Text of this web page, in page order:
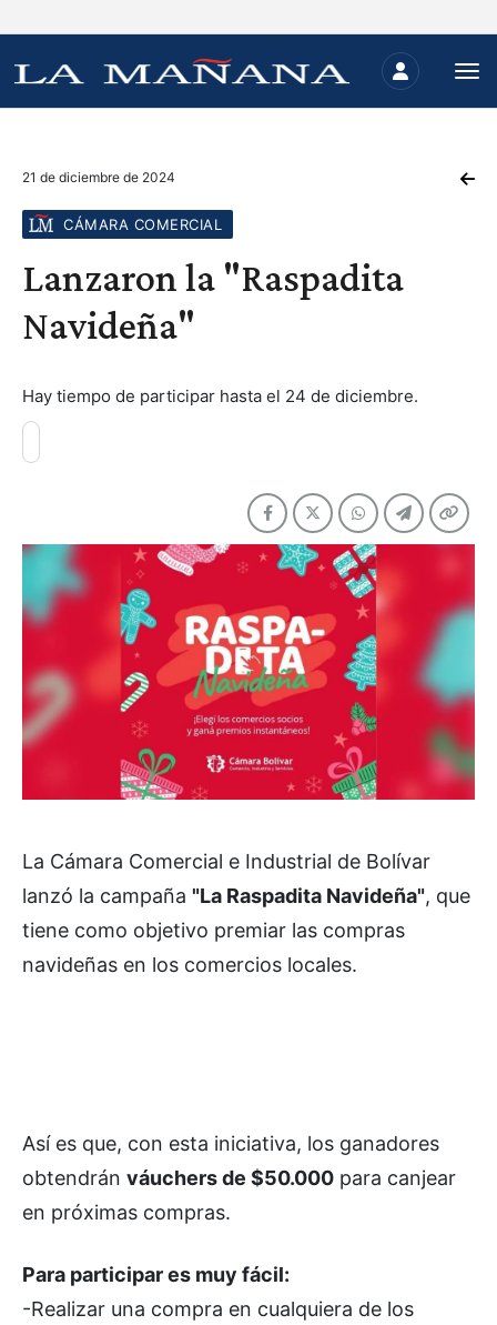
21 de diciembre de 2024
CÁMARA COMERCIAL
Lanzaron la "Raspadita
Navideña"
Hay tiempo de participar hasta el 24 de diciembre.
La Cámara Comercial e Industrial de Bolívar
lanzó la campaña "La Raspadita Navideña", que
tiene como objetivo premiar las compras
navideñas en los comercios locales.
Así es que, con esta iniciativa, los ganadores
obtendrán váuchers de $50.000 para canjear
en próximas compras.
Para participar es muy fácil:
-Realizar una compra en cualquiera de los